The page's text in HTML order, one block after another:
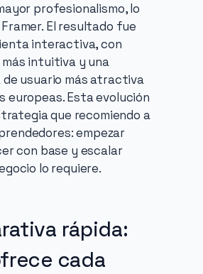
profesionalismo, lo
El resultado fue
interactiva, con
intuitiva y una
usuario más atractiva
europeas. Esta evolución
que recomiendo a
empezar
con base y escalar
lo requiere.
rápida:
cada